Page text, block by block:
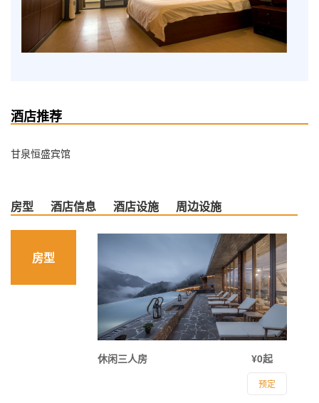
酒店推荐
甘泉恒盛宾馆
房型 酒店信息 酒店设施 周边设施
房型
休闲三人房 ¥0起
预定